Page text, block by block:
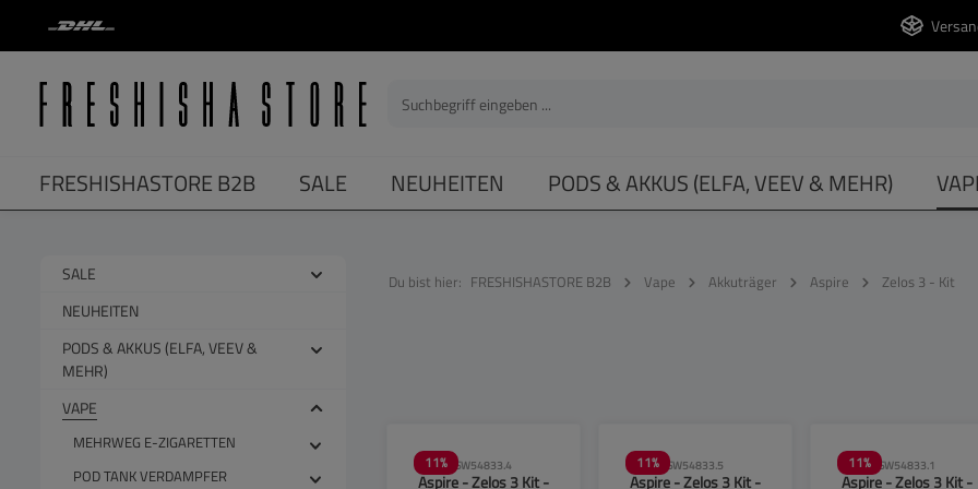
Zur Hauptnavigation springen
FRESHISHASTORE B2B SALE NEUHEITEN PODS & AKKUS (ELFA, VEEV & MEHR)
SALE
NEUHEITEN
PODS & AKKUS (ELFA, VEEV &
MEHR)
VAPE
MEHRWEG E-ZIGARETTEN
POD TANK VERDAMPFER
Du bist hier: FRESHISHASTORE B2B Vape Akkuträger Aspire Zelos 3 - Kit
11% SW54833.4
Aspire - Zelos 3 Kit -
11% SW54833.5
Aspire - Zelos 3 Kit -
11% SW54833.1
Aspire - Zelos 3 Kit -